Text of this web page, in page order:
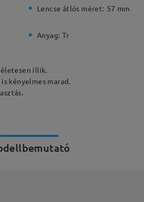
Lencse átlós méret: 57 mm
Anyag: Tr
illik.
kényelmes marad.